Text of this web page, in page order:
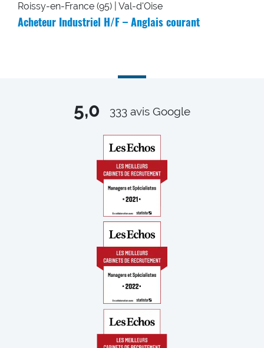
Roissy-en-France (95) | Val-d'Oise
Acheteur Industriel H/F – Anglais courant
5,0 333 avis Google